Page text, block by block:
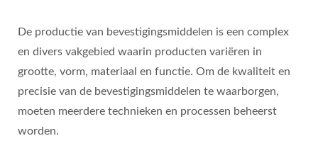
De productie van bevestigingsmiddelen is een complex
en divers vakgebied waarin producten variëren in
grootte, vorm, materiaal en functie. Om de kwaliteit en
precisie van de bevestigingsmiddelen te waarborgen,
moeten meerdere technieken en processen beheerst
worden.